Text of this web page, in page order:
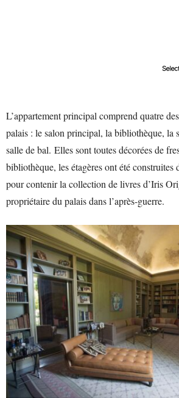
L’appartement principal comprend quatre
palais : le salon principal, la bibliothèque, la
salle de bal. Elles sont toutes décorées de
bibliothèque, les étagères ont été construites
pour contenir la collection de livres d’Iris
propriétaire du palais dans l’après-guerre.